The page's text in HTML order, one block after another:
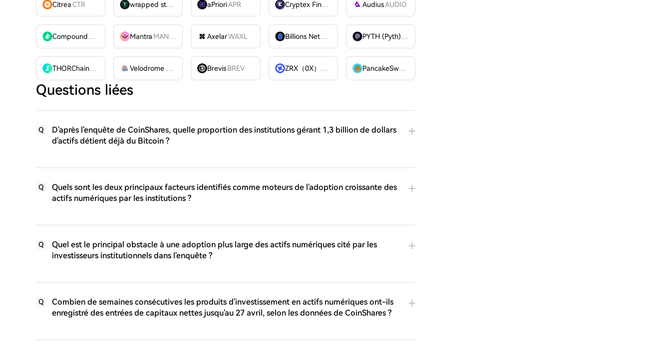
CitreaCTR wrapped stUSDT WSTUSDTaPrioriAPR Cryptex Finance AudiusAUDIO
Compound
COMP Mantra MANTRA AxelarWAXL Billions Network PYTH (Pyth)
PYTH
THORChain
RUNE Velodrome Finance VELODROME
BrevisBREV ZRX（0X）
ZRX PancakeSwap
Questions liées
Q
D'après l'enquête de CoinShares, quelle proportion des institutions gérant 1,3 billion de dollars
d'actifs détient déjà du Bitcoin ?
Q
Quels sont les deux principaux facteurs identifiés comme moteurs de l'adoption croissante des
actifs numériques par les institutions ?
Q
Quel est le principal obstacle à une adoption plus large des actifs numériques cité par les
investisseurs institutionnels dans l'enquête ?
Q
Combien de semaines consécutives les produits d'investissement en actifs numériques ont-ils
enregistré des entrées de capitaux nettes jusqu'au 27 avril, selon les données de CoinShares ?